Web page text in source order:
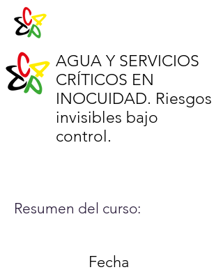
AGUA Y SERVICIOS
CRÍTICOS EN
INOCUIDAD. Riesgos
invisibles bajo
control.
Resumen del curso:
Fecha